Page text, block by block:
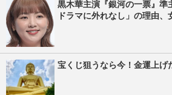
黒木華主演『銀河の一票』準
ドラマに外れなし」の理由、
宝くじ狙うなら今！金運上げ